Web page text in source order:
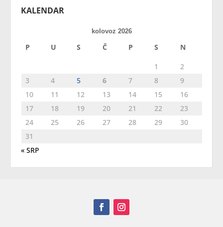
KALENDAR
kolovoz 2026
P U S Č P S N
1
2
3
4 5 6 7 8
9
10
11 12 13 14 15
16
17
18 19 20 21 22
23
24
25 26 27 28 29
30
31
« SRP